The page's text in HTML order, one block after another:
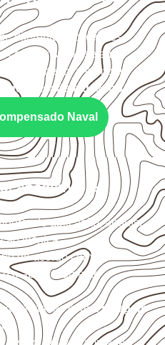
diferentes aplicações
características sejam
Infinity orienta a compra
quantidade e destino.
Naval
e
aplicação, apoios,
técnica.
de acordo com as
o aproveitamento
com aselagem